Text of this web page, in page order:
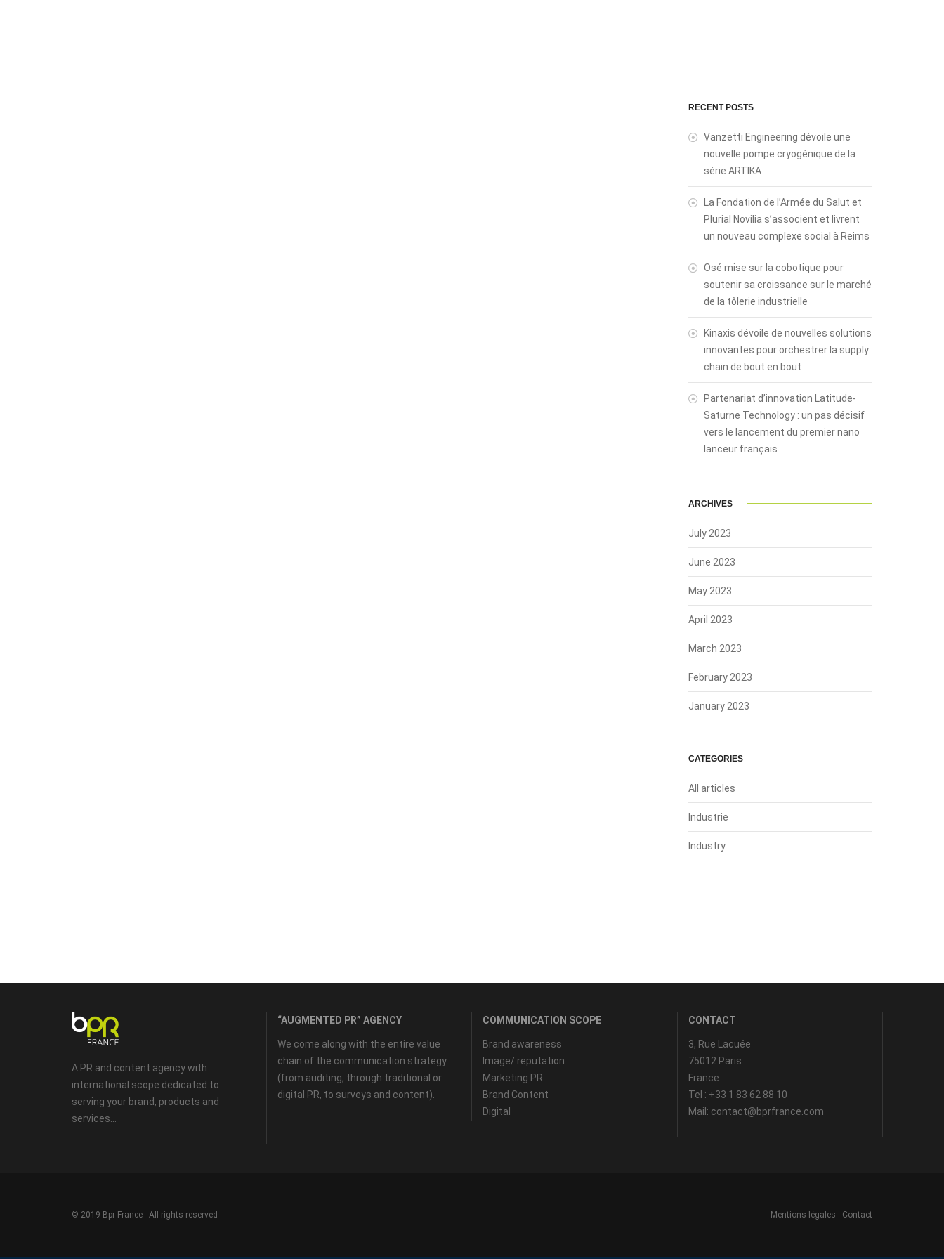
RECENT POSTS
Vanzetti Engineering dévoile une
nouvelle pompe cryogénique de la
série ARTIKA
La Fondation de l’Armée du Salut et
Plurial Novilia s’associent et livrent
un nouveau complexe social à Reims
Osé mise sur la cobotique pour
soutenir sa croissance sur le marché
de la tôlerie industrielle
Kinaxis dévoile de nouvelles solutions
innovantes pour orchestrer la supply
chain de bout en bout
Partenariat d’innovation Latitude-
Saturne Technology : un pas décisif
vers le lancement du premier nano
lanceur français
ARCHIVES
July 2023
June 2023
May 2023
April 2023
March 2023
February 2023
January 2023
CATEGORIES
All articles
Industrie
Industry
A PR and content agency with
international scope dedicated to
serving your brand, products and
services...
“AUGMENTED PR” AGENCY
We come along with the entire value
chain of the communication strategy
(from auditing, through traditional or
digital PR, to surveys and content).
COMMUNICATION SCOPE
Brand awareness
Image/ reputation
Marketing PR
Brand Content
Digital
CONTACT
3, Rue Lacuée
75012 Paris
France
Tel : +33 1 83 62 88 10
Mail: contact@bprfrance.com
© 2019 Bpr France - All rights reserved Mentions légales - Contact